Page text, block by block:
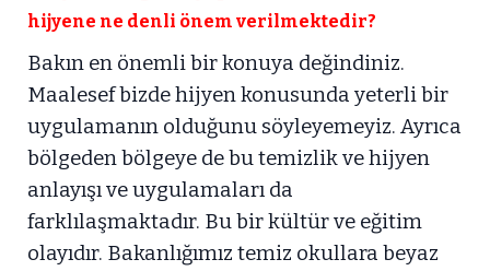
hijyene ne denli önem verilmektedir?
Bakın en önemli bir konuya değindiniz.
Maalesef bizde hijyen konusunda yeterli bir
uygulamanın olduğunu söyleyemeyiz. Ayrıca
bölgeden bölgeye de bu temizlik ve hijyen
anlayışı ve uygulamaları da
farklılaşmaktadır. Bu bir kültür ve eğitim
olayıdır. Bakanlığımız temiz okullara beyaz